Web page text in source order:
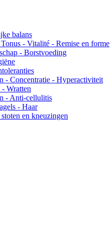
balans
- Vitalité - Remise en forme
- Borstvoeding
- Concentratie - Hyperactiviteit
Wratten
- Anti-cellulitis
- Haar
en kneuzingen